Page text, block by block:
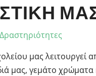
Δραστηριότητες
μας λειτουργεί
μας, γεμάτο